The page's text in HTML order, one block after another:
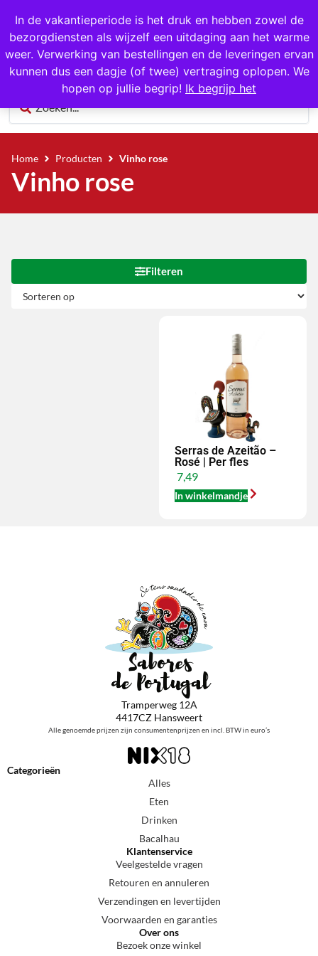
In de vakantieperiode is het druk en hebben zowel de
bezorgdiensten als wijzelf een uitdaging aan het warme
weer. Verwerking van bestellingen en de leveringen ervan
kunnen dus een dagje (of twee) vertraging oplopen. We
hopen op jullie begrip! Ik begrijp het
Gratis op te halen in Hansweert
0
Home Producten Vinho rose
Vinho rose
Filteren
Serras de Azeitão –
Rosé | Per fles
7,49
In winkelmandje
Tramperweg 12A
4417CZ Hansweert
Alle genoemde prijzen zijn consumentenprijzen en incl. BTW in euro’s
Categorieën
Alles
Eten
Drinken
Bacalhau
Klantenservice
Veelgestelde vragen
Retouren en annuleren
Verzendingen en levertijden
Voorwaarden en garanties
Over ons
Bezoek onze winkel